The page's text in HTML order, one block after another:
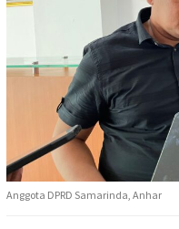
Anggota DPRD Samarinda, Anhar